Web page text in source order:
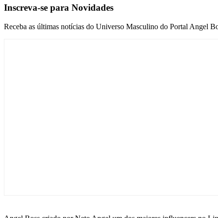
Inscreva-se para Novidades
Receba as últimas notícias do Universo Masculino do Portal Angel